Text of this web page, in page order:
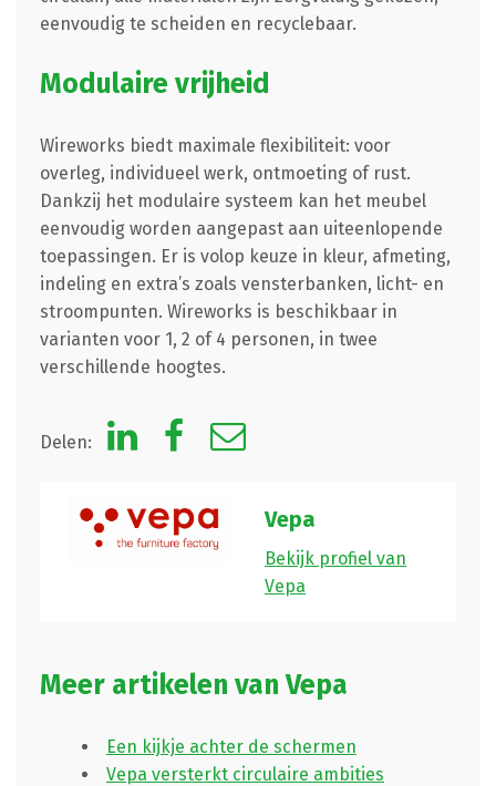
eenvoudig te scheiden en recyclebaar.
Modulaire vrijheid
Wireworks biedt maximale flexibiliteit: voor
overleg, individueel werk, ontmoeting of rust.
Dankzij het modulaire systeem kan het meubel
eenvoudig worden aangepast aan uiteenlopende
toepassingen. Er is volop keuze in kleur, afmeting,
indeling en extra’s zoals vensterbanken, licht- en
stroompunten. Wireworks is beschikbaar in
varianten voor 1, 2 of 4 personen, in twee
verschillende hoogtes.
Delen:
Vepa
Bekijk profiel van
Vepa
Meer artikelen van Vepa
Een kijkje achter de schermen
Vepa versterkt circulaire ambities